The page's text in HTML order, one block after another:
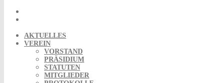
AKTUELLES
VEREIN
VORSTAND
PRÄSIDIUM
STATUTEN
MITGLIEDER